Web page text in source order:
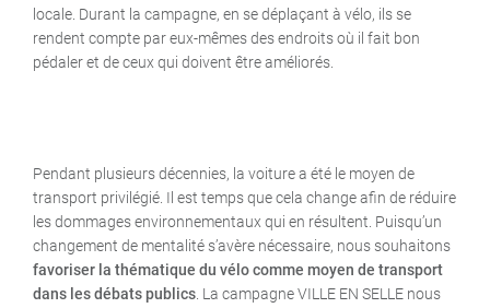
locale. Durant la campagne, en se déplaçant à vélo, ils se
rendent compte par eux-mêmes des endroits où il fait bon
pédaler et de ceux qui doivent être améliorés.
Pendant plusieurs décennies, la voiture a été le moyen de
transport privilégié. Il est temps que cela change afin de réduire
les dommages environnementaux qui en résultent. Puisqu’un
changement de mentalité s’avère nécessaire, nous souhaitons
favoriser la thématique du vélo comme moyen de transport
dans les débats publics . La campagne VILLE EN SELLE nous